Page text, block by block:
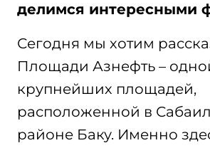
делимся интересными
Сегодня мы хотим
Площади Азнефть –
крупнейших площадей,
расположенной в
районе Баку. Именно